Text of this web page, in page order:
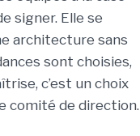
signer. Elle se
architecture sans
sont choisies,
c’est un choix
comité de direction.